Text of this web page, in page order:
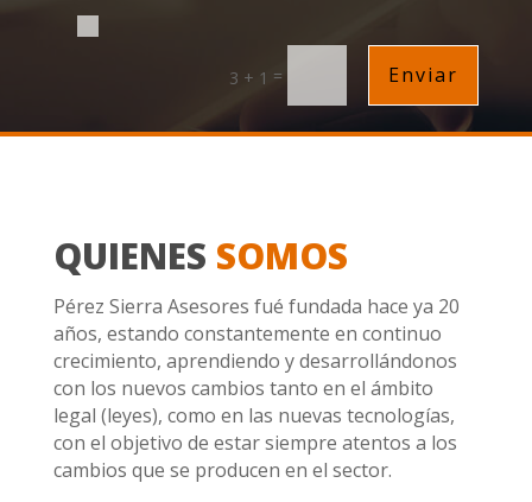
3 + 1 = Enviar
QUIENES SOMOS
Pérez Sierra Asesores fué fundada hace ya 20
años, estando constantemente en continuo
crecimiento, aprendiendo y desarrollándonos
con los nuevos cambios tanto en el ámbito
legal (leyes), como en las nuevas tecnologías,
con el objetivo de estar siempre atentos a los
cambios que se producen en el sector.